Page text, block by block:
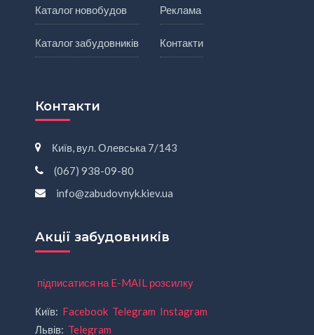
Каталог новобудов
Каталог забудовників
Реклама
Контакти
Контакти
Київ, вул. Олевська 7/143
(067) 938-09-80
info@zabudovnyk.kiev.ua
Акції забудовників
підписатися на E-MAIL розсилку
Київ: Facebook Telegram Instagram
Львів: Telegram